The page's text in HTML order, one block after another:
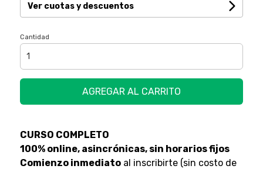
Ver cuotas y descuentos
Cantidad
AGREGAR AL CARRITO
CURSO COMPLETO
100% online, asincrónicas, sin horarios fijos
Comienzo inmediatoal inscribirte (sin costo de